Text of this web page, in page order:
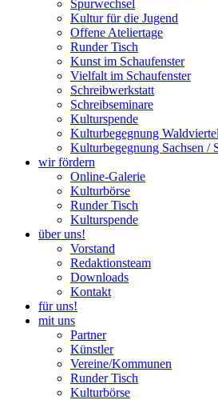
Spurwechsel
Kultur für die Jugend
Offene Ateliertage
Runder Tisch
Kunst im Schaufenster
Vielfalt im Schaufenster
Schreibwerkstatt
Schreibseminare
Kulturspende
Kulturbegegnung
Kulturbegegnung Sachsen /
wir fördern
Online-Galerie
Kulturbörse
Runder Tisch
Kulturspende
über uns!
Vorstand
Redaktionsteam
Downloads
Kontakt
für uns!
mit uns
Partner
Künstler
Vereine/Kommunen
Runder Tisch
Kulturbörse